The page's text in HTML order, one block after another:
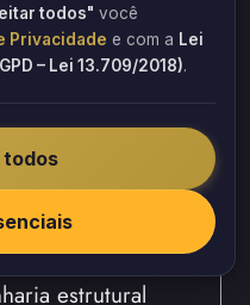
que
fatores
Por isso,
estrutural
todos" você
Privacidade e com a Lei
– Lei 13.709/2018).